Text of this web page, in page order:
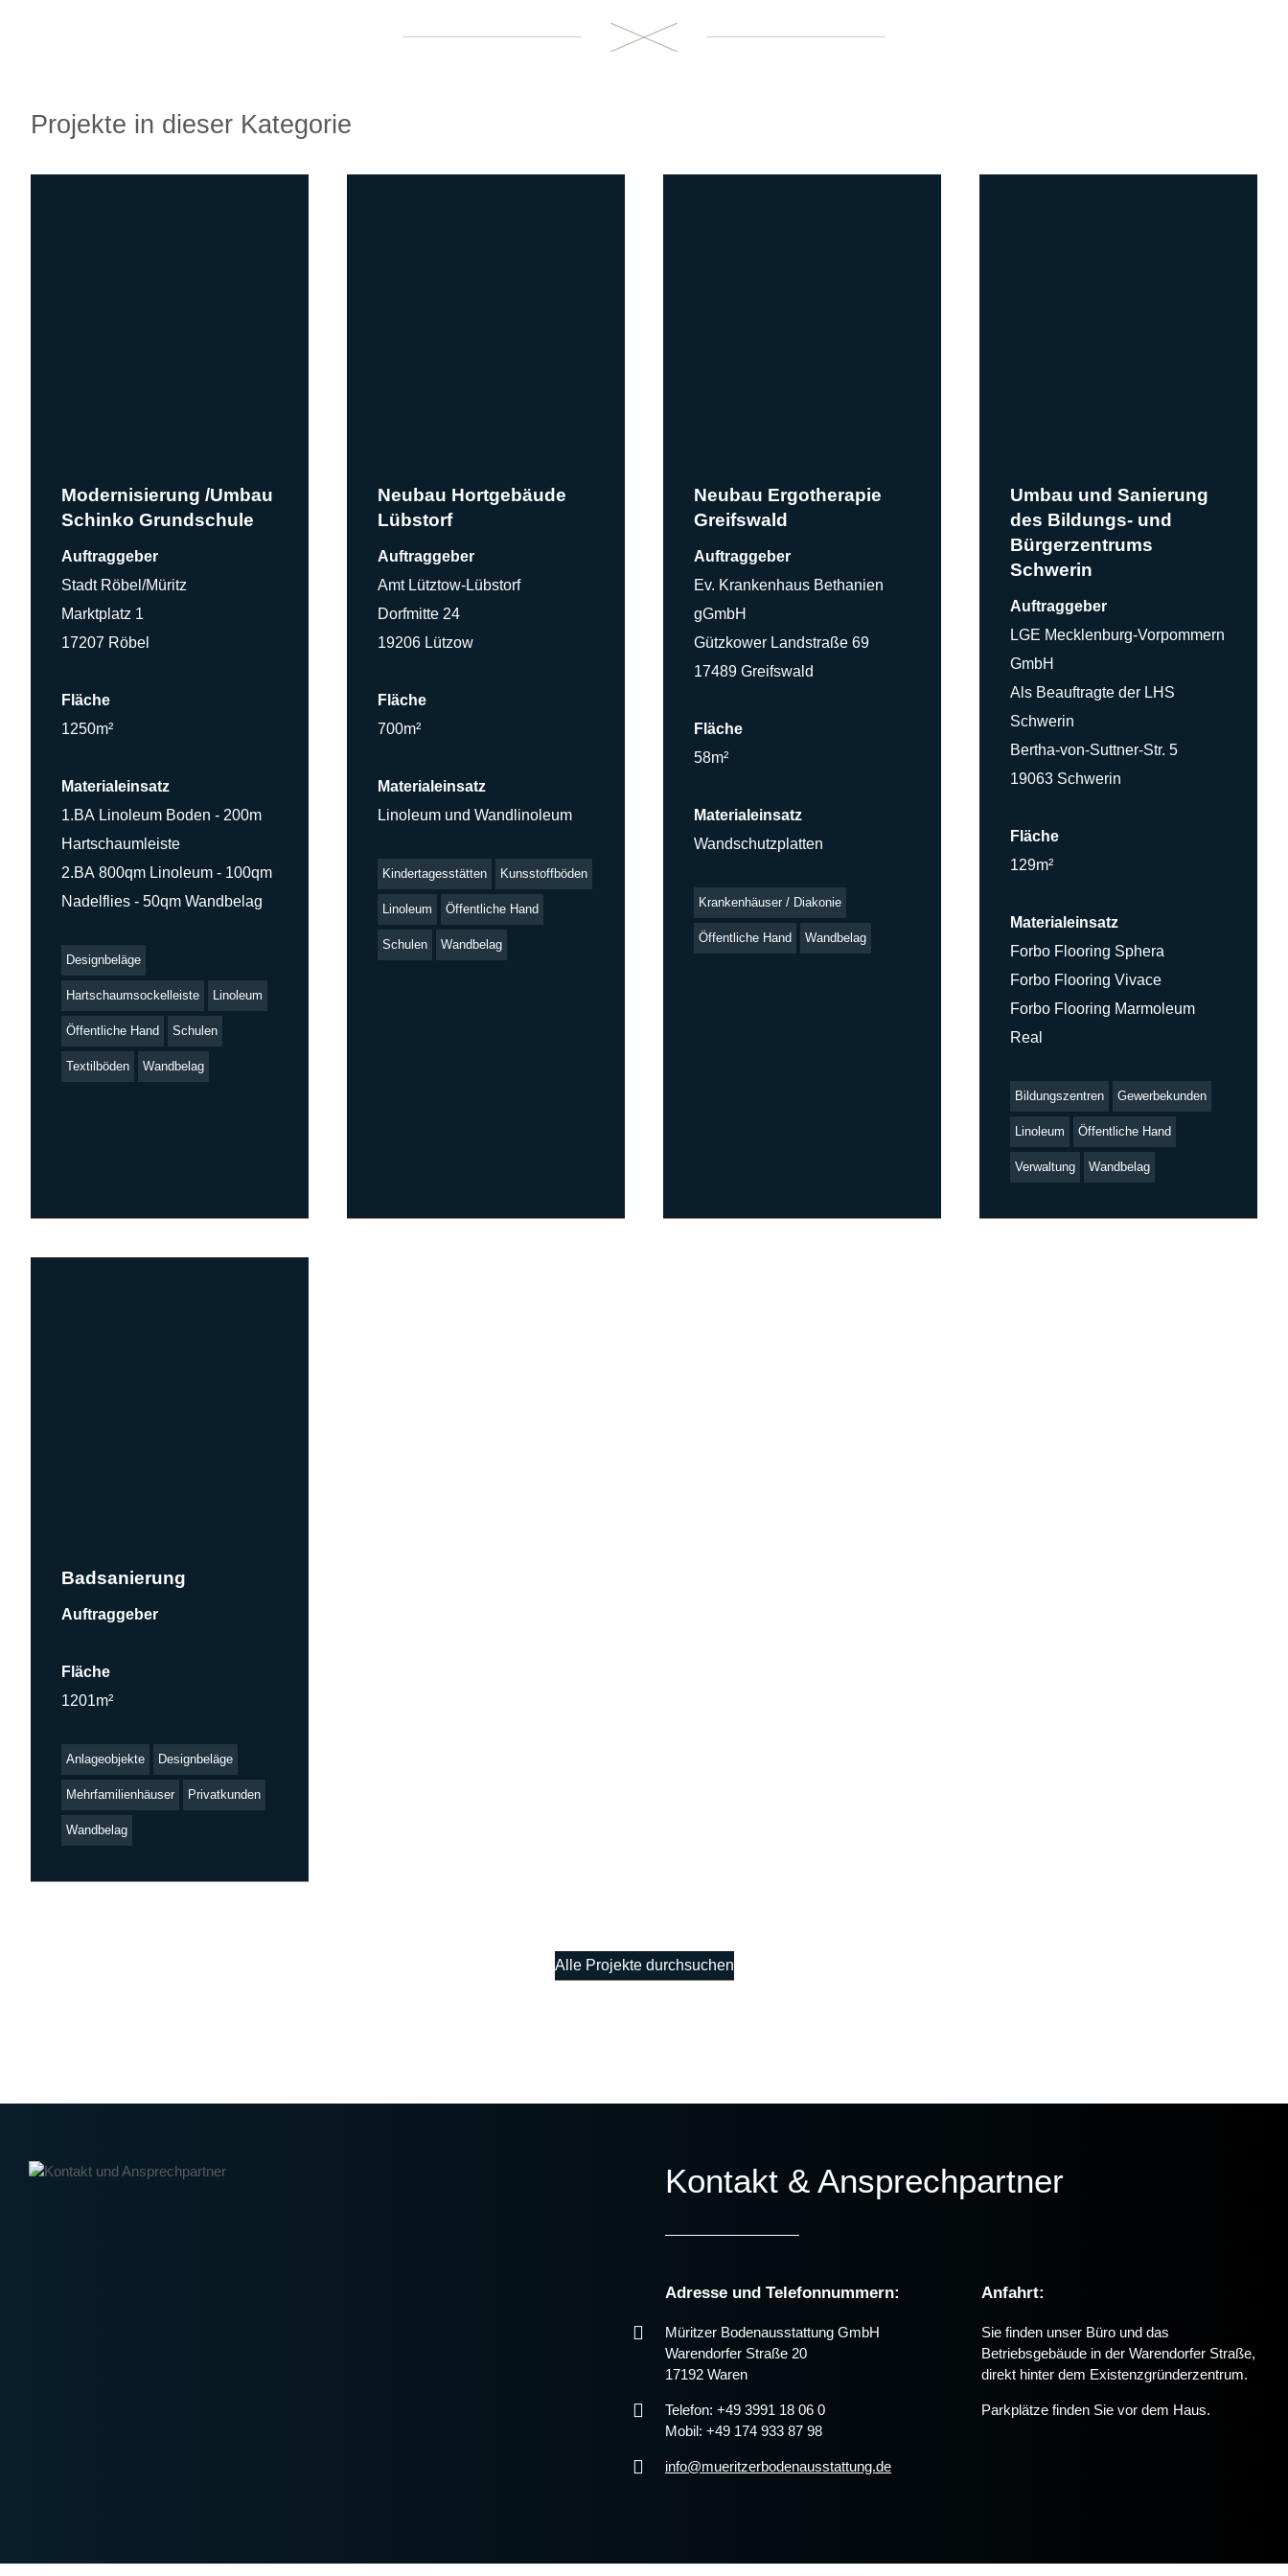
Projekte in dieser Kategorie
Modernisierung /Umbau
Schinko Grundschule
Auftraggeber
Stadt Röbel/Müritz
Marktplatz 1
17207 Röbel
Fläche
1250m²
Materialeinsatz
1.BA Linoleum Boden - 200m
Hartschaumleiste
2.BA 800qm Linoleum - 100qm
Nadelflies - 50qm Wandbelag
Designbeläge
Hartschaumsockelleiste Linoleum
Öffentliche Hand Schulen
Textilböden Wandbelag
Neubau Hortgebäude
Lübstorf
Auftraggeber
Amt Lütztow-Lübstorf
Dorfmitte 24
19206 Lützow
Fläche
700m²
Materialeinsatz
Linoleum und Wandlinoleum
Kindertagesstätten Kunsstoffböden
Linoleum Öffentliche Hand
Schulen Wandbelag
Neubau Ergotherapie
Greifswald
Auftraggeber
Ev. Krankenhaus Bethanien
gGmbH
Gützkower Landstraße 69
17489 Greifswald
Fläche
58m²
Materialeinsatz
Wandschutzplatten
Krankenhäuser / Diakonie
Öffentliche Hand Wandbelag
Umbau und Sanierung
des Bildungs- und
Bürgerzentrums
Schwerin
Auftraggeber
LGE Mecklenburg-Vorpommern
GmbH
Als Beauftragte der LHS
Schwerin
Bertha-von-Suttner-Str. 5
19063 Schwerin
Fläche
129m²
Materialeinsatz
Forbo Flooring Sphera
Forbo Flooring Vivace
Forbo Flooring Marmoleum
Real
Bildungszentren Gewerbekunden
Linoleum Öffentliche Hand
Verwaltung Wandbelag
Badsanierung
Auftraggeber
Fläche
1201m²
Anlageobjekte Designbeläge
Mehrfamilienhäuser Privatkunden
Wandbelag
Alle Projekte durchsuchen
Kontakt & Ansprechpartner
Adresse und Telefonnummern:
Müritzer Bodenausstattung GmbH
Warendorfer Straße 20
17192 Waren
Telefon: +49 3991 18 06 0
Mobil: +49 174 933 87 98
info@mueritzerbodenausstattung.de
Anfahrt:
Sie finden unser Büro und das
Betriebsgebäude in der Warendorfer Straße,
direkt hinter dem Existenzgründerzentrum.
Parkplätze finden Sie vor dem Haus.